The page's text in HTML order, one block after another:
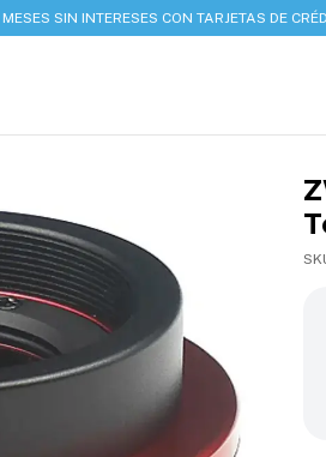
SIN INTERESES CON TARJETAS DE